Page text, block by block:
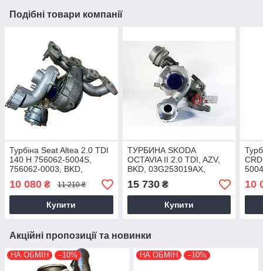
Подібні товари компанії
Турбіна Seat Altea 2.0 TDI
140 H 756062-5004S,
756062-0003, BKD,
03G253014J, 2004-2008
10 080 ₴ 11 210 ₴
Купити
ТУРБИНА SKODA
OCTAVIA II 2.0 TDI, AZV,
BKD, 03G253019AX,
724930-5009S, 724930-
0004
15 730₴
Купити
10
Акційні пропозиції та новинки
НА ОБМІН –10% НА ОБМІН –10%